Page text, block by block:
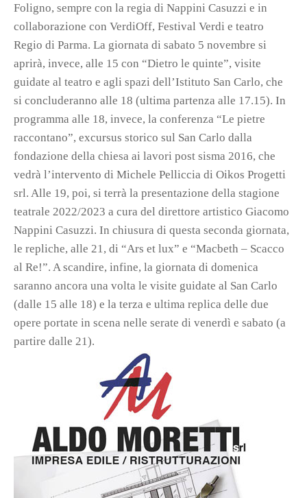
Foligno, sempre con la regia di Nappini Casuzzi e in
collaborazione con VerdiOff, Festival Verdi e teatro
Regio di Parma. La giornata di sabato 5 novembre si
aprirà, invece, alle 15 con “Dietro le quinte”, visite
guidate al teatro e agli spazi dell’Istituto San Carlo, che
si concluderanno alle 18 (ultima partenza alle 17.15). In
programma alle 18, invece, la conferenza “Le pietre
raccontano”, excursus storico sul San Carlo dalla
fondazione della chiesa ai lavori post sisma 2016, che
vedrà l’intervento di Michele Pelliccia di Oikos Progetti
srl. Alle 19, poi, si terrà la presentazione della stagione
teatrale 2022/2023 a cura del direttore artistico Giacomo
Nappini Casuzzi. In chiusura di questa seconda giornata,
le repliche, alle 21, di “Ars et lux” e “Macbeth – Scacco
al Re!”. A scandire, infine, la giornata di domenica
saranno ancora una volta le visite guidate al San Carlo
(dalle 15 alle 18) e la terza e ultima replica delle due
opere portate in scena nelle serate di venerdì e sabato (a
partire dalle 21).